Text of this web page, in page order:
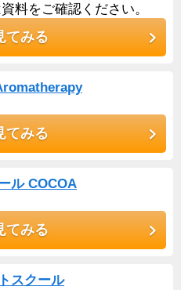
料をご確認ください。
てみる
てみる
ル COCOA
てみる
スクール